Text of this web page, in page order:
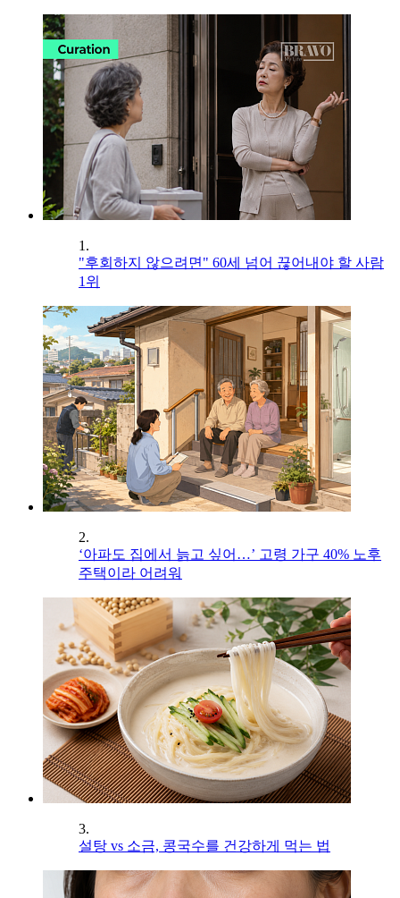
1.
"후회하지 않으려면" 60세 넘어 끊어내야 할 사람
1위
2.
‘아파도 집에서 늙고 싶어…’ 고령 가구 40% 노후
주택이라 어려워
3.
설탕 vs 소금, 콩국수를 건강하게 먹는 법